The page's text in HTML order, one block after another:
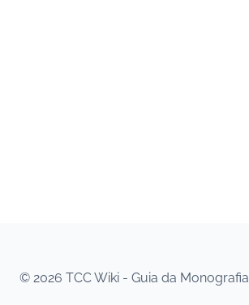
© 2026 TCC Wiki - Guia da Monografia